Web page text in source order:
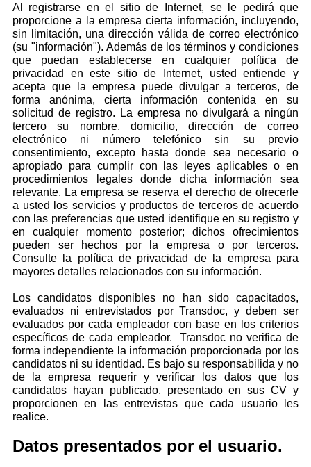
Al registrarse en el sitio de Internet, se le pedirá que
proporcione a la empresa cierta información, incluyendo,
sin limitación, una dirección válida de correo electrónico
(su "información"). Además de los términos y condiciones
que puedan establecerse en cualquier política de
privacidad en este sitio de Internet, usted entiende y
acepta que la empresa puede divulgar a terceros, de
forma anónima, cierta información contenida en su
solicitud de registro. La empresa no divulgará a ningún
tercero su nombre, domicilio, dirección de correo
electrónico ni número telefónico sin su previo
consentimiento, excepto hasta donde sea necesario o
apropiado para cumplir con las leyes aplicables o en
procedimientos legales donde dicha información sea
relevante. La empresa se reserva el derecho de ofrecerle
a usted los servicios y productos de terceros de acuerdo
con las preferencias que usted identifique en su registro y
en cualquier momento posterior; dichos ofrecimientos
pueden ser hechos por la empresa o por terceros.
Consulte la política de privacidad de la empresa para
mayores detalles relacionados con su información.
Los candidatos disponibles no han sido capacitados,
evaluados ni entrevistados por Transdoc, y deben ser
evaluados por cada empleador con base en los criterios
específicos de cada empleador. Transdoc no verifica de
forma independiente la información proporcionada por los
candidatos ni su identidad. Es bajo su responsabilida y no
de la empresa requerir y verificar los datos que los
candidatos hayan publicado, presentado en sus CV y
proporcionen en las entrevistas que cada usuario les
realice.
Datos presentados por el usuario.